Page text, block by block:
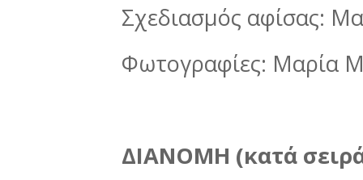
Σχεδιασμός αφίσας:
Φωτογραφίες: Μαρία
ΔΙΑΝΟΜΗ (κατά